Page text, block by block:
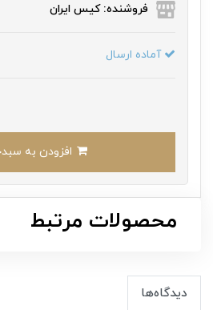
فروشنده: کیس ایران
آماده ارسال
محصولات مرتبط
دیدگاه‌ها